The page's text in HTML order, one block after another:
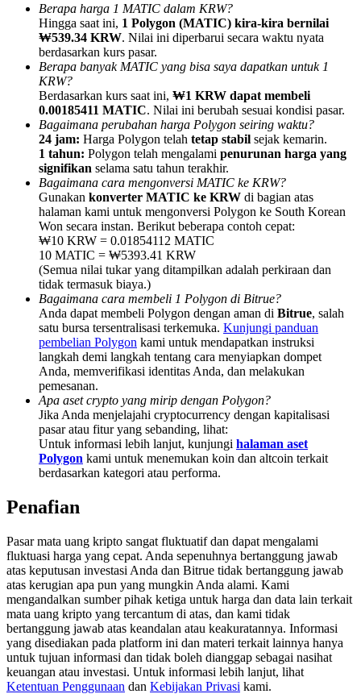
Referensi
Undang teman untuk mendapatkan imbalan tunai
Deposit CASHCAT & Win
Deposit CASHCAT & Win
Share 500000 CASHCAT prize pool
Exclusive for BitMart Users
Register & Trade to Win 500,000 USDT
Precious Metals Trading Carnival
Trade Gold & Silver · 33,333 USDT Bonus
USDT New User Exclusive 10% APR
USDT Flexible Staking | Daily Rewards
Berapa harga 1 MATIC dalam KRW?
Hingga saat ini, 1 Polygon (MATIC) kira-kira bernilai
₩539.34 KRW. Nilai ini diperbarui secara waktu nyata
berdasarkan kurs pasar.
Berapa banyak MATIC yang bisa saya dapatkan untuk 1
KRW?
Berdasarkan kurs saat ini, ₩1 KRW dapat membeli
0.00185411 MATIC. Nilai ini berubah sesuai kondisi pasar.
Bagaimana perubahan harga Polygon seiring waktu?
24 jam: Harga Polygon telah tetap stabil sejak kemarin.
1 tahun: Polygon telah mengalami penurunan harga yang
signifikan selama satu tahun terakhir.
Bagaimana cara mengonversi MATIC ke KRW?
Gunakan konverter MATIC ke KRW di bagian atas
halaman kami untuk mengonversi Polygon ke South Korean
Won secara instan. Berikut beberapa contoh cepat:
₩10 KRW = 0.01854112 MATIC
10 MATIC = ₩5393.41 KRW
(Semua nilai tukar yang ditampilkan adalah perkiraan dan
tidak termasuk biaya.)
Bagaimana cara membeli 1 Polygon di Bitrue?
Anda dapat membeli Polygon dengan aman di Bitrue, salah
satu bursa tersentralisasi terkemuka. Kunjungi panduan
pembelian Polygon kami untuk mendapatkan instruksi
langkah demi langkah tentang cara menyiapkan dompet
Anda, memverifikasi identitas Anda, dan melakukan
pemesanan.
Apa aset crypto yang mirip dengan Polygon?
Jika Anda menjelajahi cryptocurrency dengan kapitalisasi
pasar atau fitur yang sebanding, lihat:
Untuk informasi lebih lanjut, kunjungi halaman aset
Polygon kami untuk menemukan koin dan altcoin terkait
berdasarkan kategori atau performa.
Penafian
Pasar mata uang kripto sangat fluktuatif dan dapat mengalami
fluktuasi harga yang cepat. Anda sepenuhnya bertanggung jawab
atas keputusan investasi Anda dan Bitrue tidak bertanggung jawab
atas kerugian apa pun yang mungkin Anda alami. Kami
mengandalkan sumber pihak ketiga untuk harga dan data lain terkait
mata uang kripto yang tercantum di atas, dan kami tidak
bertanggung jawab atas keandalan atau keakuratannya. Informasi
yang disediakan pada platform ini dan materi terkait lainnya hanya
untuk tujuan informasi dan tidak boleh dianggap sebagai nasihat
keuangan atau investasi. Untuk informasi lebih lanjut, lihat
Ketentuan Penggunaan dan Kebijakan Privasi kami.